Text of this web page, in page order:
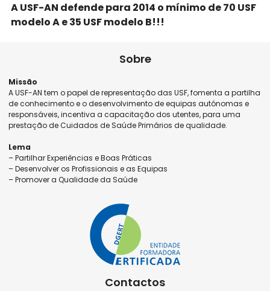
A USF-AN defende para 2014 o mínimo de 70 ​USF
modelo ​A e 35 ​USF modelo ​B!!!​​
Sobre
Missão
A USF-AN tem o papel de representação das USF, fomenta a partilha
de conhecimento e o desenvolvimento de equipas autónomas e
responsáveis, incentiva a capacitação dos utentes, para uma
prestação de Cuidados de Saúde Primários de qualidade.
Lema
– Partilhar Experiências e Boas Práticas
– Desenvolver os Profissionais e as Equipas
– Promover a Qualidade da Saúde
Contactos